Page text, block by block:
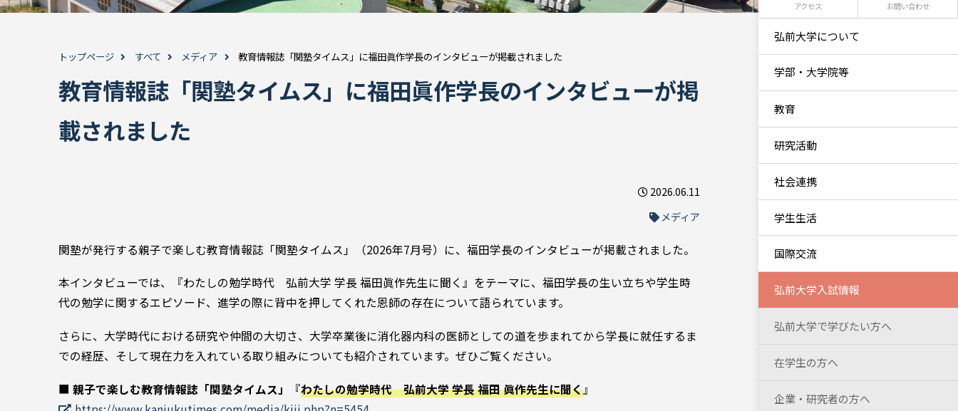
トップページ すべて メディア 教育情報誌「関塾タイムス」に福田眞作学長のインタビューが掲載されました
教育情報誌「関塾タイムス」に福田眞作学長のインタビューが掲
載されました
2026.06.11
メディア
関塾が発行する親子で楽しむ教育情報誌「関塾タイムス」（2026年7月号）に、福田学長のインタビューが掲載されました。
本インタビューでは、『わたしの勉学時代 弘前大学 学長 福田眞作先生に聞く』をテーマに、福田学長の生い立ちや学生時
代の勉学に関するエピソード、進学の際に背中を押してくれた恩師の存在について語られています。
さらに、大学時代における研究や仲間の大切さ、大学卒業後に消化器内科の医師としての道を歩まれてから学長に就任するま
での経歴、そして現在力を入れている取り組みについても紹介されています。ぜひご覧ください。
■ 親子で楽しむ教育情報誌「関塾タイムス」 『わたしの勉学時代 弘前大学 学長 福田 眞作先生に聞く』
アクセス お問い合わせ
弘前大学について
学部・大学院等
教育
研究活動
社会連携
学生生活
国際交流
弘前大学入試情報
弘前大学で学びたい方へ
在学生の方へ
企業・研究者の方へ